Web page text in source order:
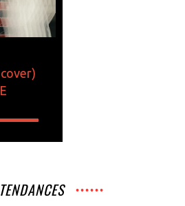
TENDANCES